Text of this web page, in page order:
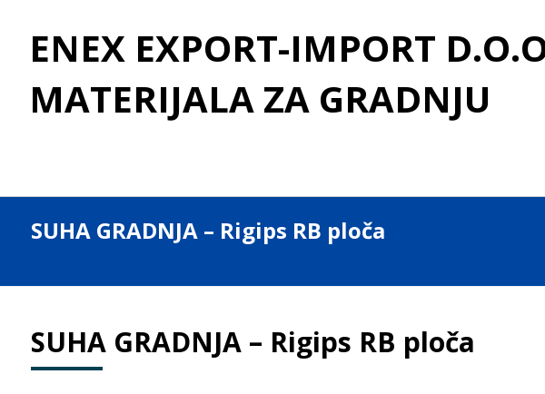
ENEX EXPORT-IMPORT
MATERIJALA ZA GRADNJU
SUHA GRADNJA – Rigips RB ploča
SUHA GRADNJA – Rigips RB ploča